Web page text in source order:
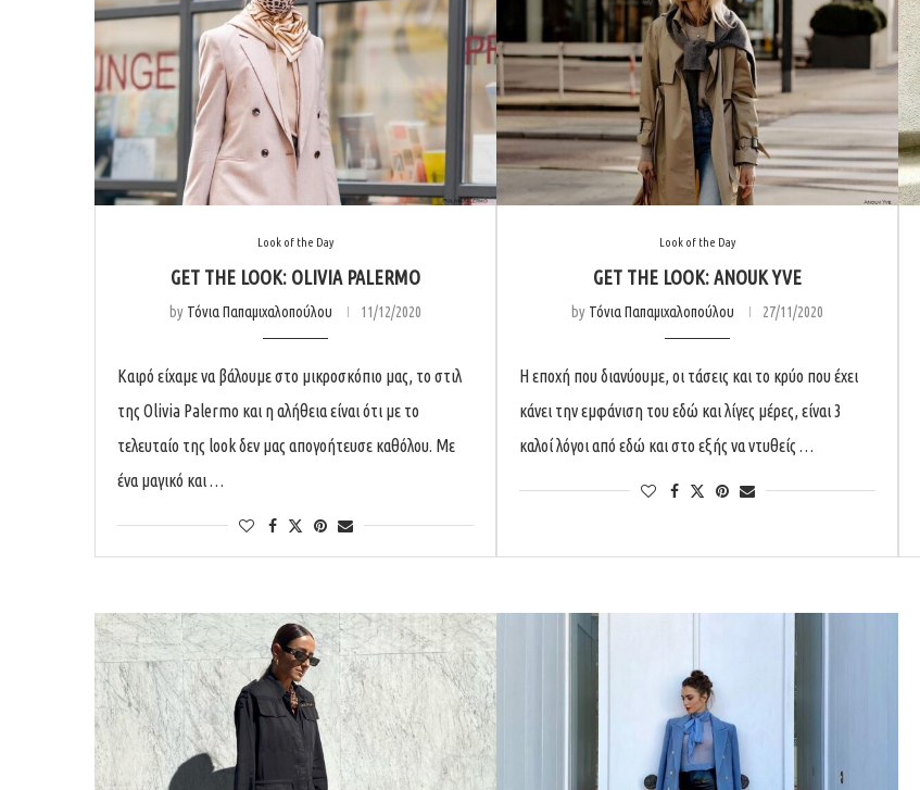
Look of the Day
GET THE LOOK: OLIVIA PALERMO
by Τόνια Παπαμιχαλοπούλου 11/12/2020
Καιρό είχαμε να βάλουμε στο μικροσκόπιο μας, το στιλ
της Olivia Palermo και η αλήθεια είναι ότι με το
τελευταίο της look δεν μας απογοήτευσε καθόλου. Με
ένα μαγικό και …
Look of the Day
GET THE LOOK: ANOUK YVE
by Τόνια Παπαμιχαλοπούλου 27/11/2020
Η εποχή που διανύουμε, οι τάσεις και το κρύο που έχει
κάνει την εμφάνιση του εδώ και λίγες μέρες, είναι 3
καλοί λόγοι από εδώ και στο εξής να ντυθείς …